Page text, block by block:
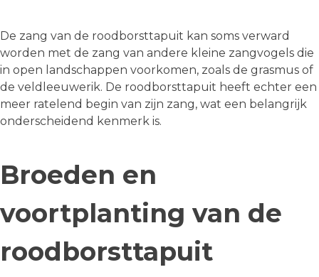
De zang van de roodborsttapuit kan soms verward
worden met de zang van andere kleine zangvogels die
in open landschappen voorkomen, zoals de grasmus of
de veldleeuwerik. De roodborsttapuit heeft echter een
meer ratelend begin van zijn zang, wat een belangrijk
onderscheidend kenmerk is.
Broeden en
voortplanting van de
roodborsttapuit